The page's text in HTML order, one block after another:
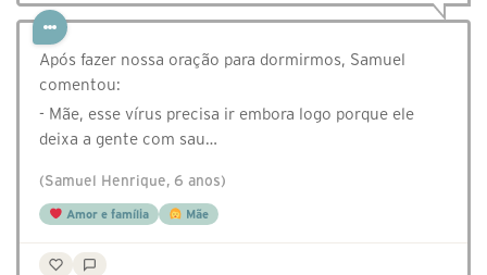
Após fazer nossa oração para dormirmos, Samuel
comentou:
- Mãe, esse vírus precisa ir embora logo porque ele
deixa a gente com sau…
(Samuel Henrique, 6 anos)
Amor e família Mãe